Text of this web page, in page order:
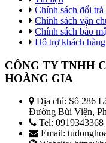
Chính sách đổi trả
Chính sách vận
Chính sách bảo
Hỗ trợ khách hàng
CÔNG TY TNHH
HOÀNG GIA
Địa chỉ: Số 286
Đường Bùi Viện,
Tel: 0919343368
Email: